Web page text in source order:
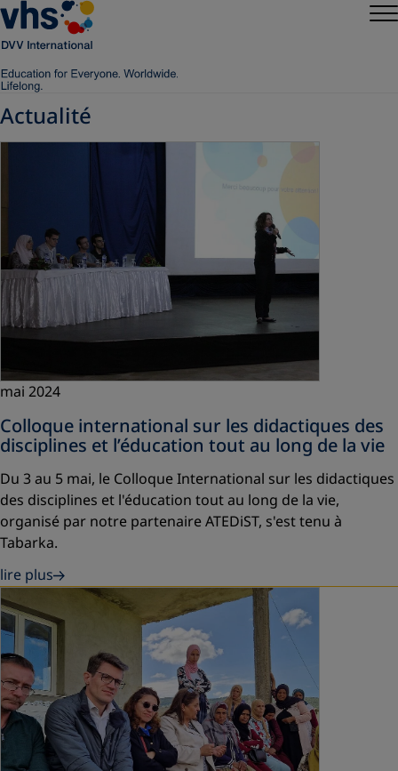
Actualité
mai 2024
Colloque international sur les didactiques des
disciplines et l’éducation tout au long de la vie
Du 3 au 5 mai, le Colloque International sur les didactiques
des disciplines et l'éducation tout au long de la vie,
organisé par notre partenaire ATEDiST, s'est tenu à
Tabarka.
lire plus